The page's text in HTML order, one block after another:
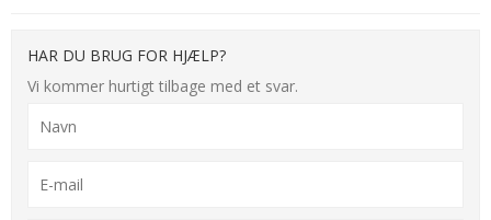
HAR DU BRUG FOR HJÆLP?
Vi kommer hurtigt tilbage med et svar.